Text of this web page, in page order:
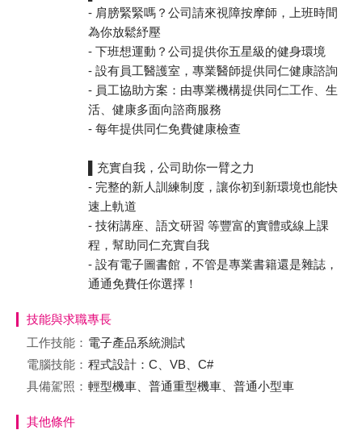
- 肩膀緊緊嗎？公司請來視障按摩師，上班時間
為你放鬆紓壓
- 下班想運動？公司提供你五星級的健身環境
- 設有員工醫護室，專業醫師提供同仁健康諮詢
- 員工協助方案：由專業機構提供同仁工作、生
活、健康多面向諮商服務
- 每年提供同仁免費健康檢查
▌充實自我，公司助你一臂之力
- 完整的新人訓練制度，讓你初到新環境也能快
速上軌道
- 技術講座、語文研習 等豐富的實體或線上課
程，幫助同仁充實自我
- 設有電子圖書館，不管是專業書籍還是雜誌，
通通免費任你選擇！
技能與求職專長
工作技能： 電子產品系統測試
電腦技能： 程式設計：C、VB、C#
具備駕照： 輕型機車、普通重型機車、普通小型車
其他條件